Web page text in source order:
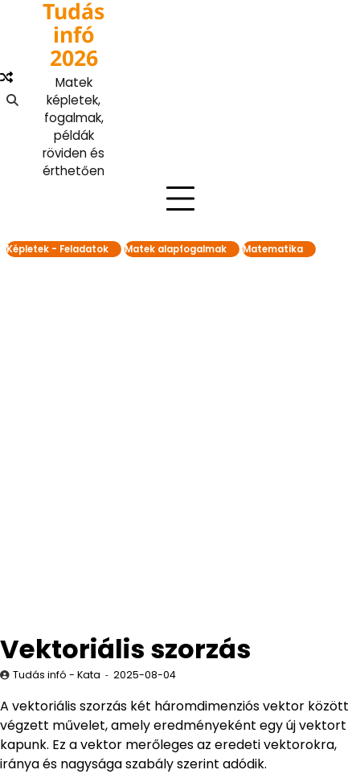
Tudás
infó
2026
Matek
képletek,
fogalmak,
példák
röviden és
érthetően
Képletek - Feladatok Matek alapfogalmak Matematika
Vektoriális szorzás
Tudás infó - Kata 2025-08-04
A vektoriális szorzás két háromdimenziós vektor között
végzett művelet, amely eredményeként egy új vektort
kapunk. Ez a vektor merőleges az eredeti vektorokra,
iránya és nagysága szabály szerint adódik.